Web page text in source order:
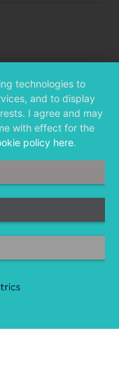
所有
technologies to
and to display
I agree and may
with effect for the
policy here.